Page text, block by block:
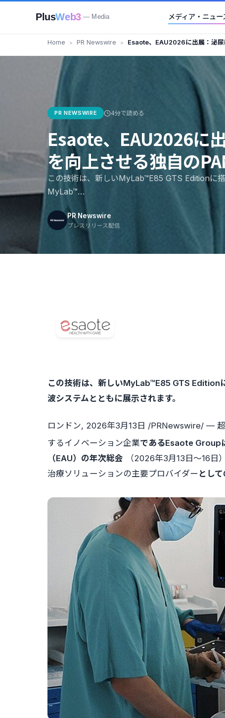
PlusWeb3 — Media メディア・ニュー
Home PR Newswire
Esaote、EAU2026に出展：泌
PR NEWSWIRE 4分で読める
Esaote、EAU2026に
を向上させる独自の
この技術は、新しいMyLab™E85 GTS Editionに
MyLab™…
PR Newswire
プレスリリース配信
この技術は、 新しいMyLab™E85 GTS Edition
波システムとともに展示されます。
ロンドン, 2026年3月13日 /PRNewswire/ — 超
するイノベーション企業であるEsaote Group
（EAU）の年次総会 （2026年3月13日～16日
治療ソリューションの主要プロバイダー とし